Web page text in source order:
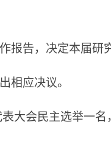
报告，决定本届研
相应决议。
大会民主选举一